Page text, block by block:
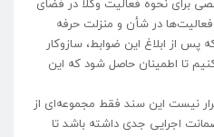
در شأن و منزلت حرفه
از ابلاغ این ضوابط، سازوکار
تا اطمینان حاصل شود که این
نیست این سند فقط مجموعه‌ای از
اجرایی جدی داشته باشد تا